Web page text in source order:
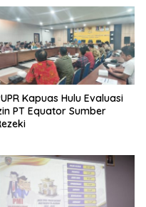
Kapuas Hulu Evaluasi
PT Equator Sumber